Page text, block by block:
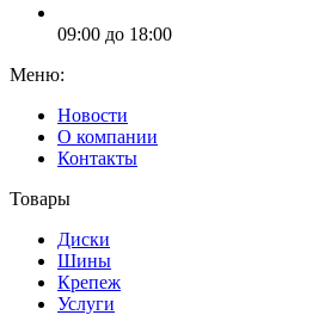
09:00 до 18:00
Меню:
Новости
О компании
Контакты
Товары
Диски
Шины
Крепеж
Услуги